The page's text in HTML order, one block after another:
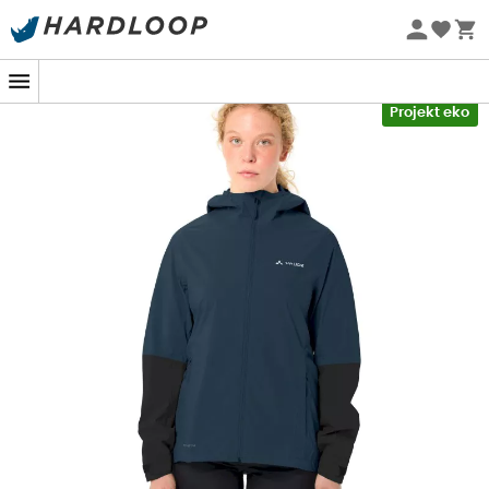
Letnie promocje 🔥 -5% DODATKOWO przy zakupie 2
Projekt eko